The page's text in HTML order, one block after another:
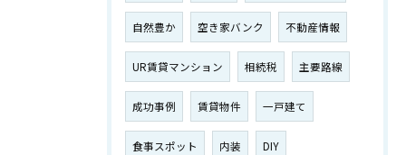
自然豊か 空き家バンク 不動産情報
UR賃貸マンション 相続税 主要路線
成功事例 賃貸物件 一戸建て
食事スポット 内装 DIY